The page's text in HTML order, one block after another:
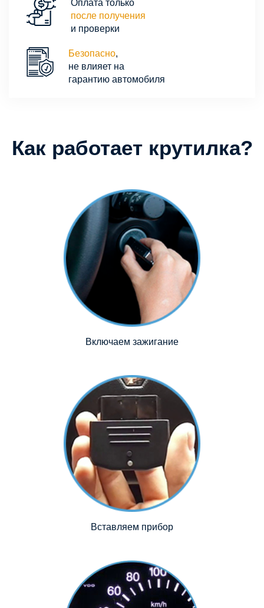
Оплата только
после получения
и проверки
Безопасно,
не влияет на
гарантию автомобиля
Как работает крутилка?
Включаем зажигание
Вставляем прибор